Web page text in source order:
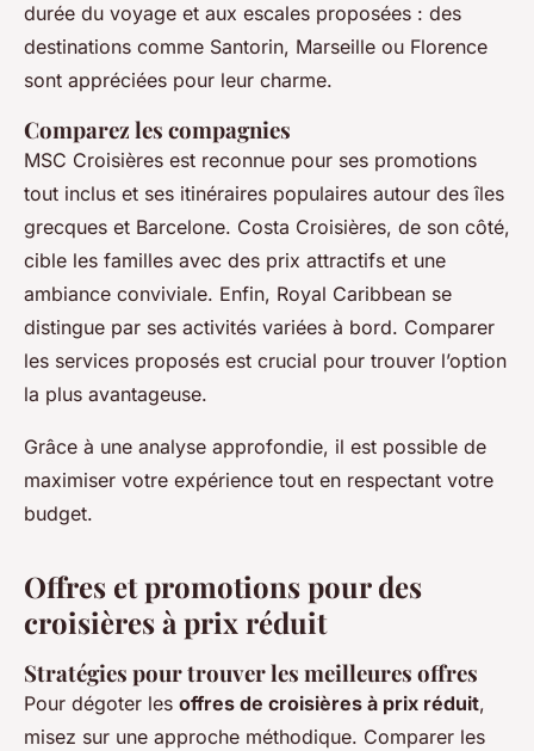
durée du voyage et aux escales proposées : des
destinations comme Santorin, Marseille ou Florence
sont appréciées pour leur charme.
Comparez les compagnies
MSC Croisières est reconnue pour ses promotions
tout inclus et ses itinéraires populaires autour des îles
grecques et Barcelone. Costa Croisières, de son côté,
cible les familles avec des prix attractifs et une
ambiance conviviale. Enfin, Royal Caribbean se
distingue par ses activités variées à bord. Comparer
les services proposés est crucial pour trouver l’option
la plus avantageuse.
Grâce à une analyse approfondie, il est possible de
maximiser votre expérience tout en respectant votre
budget.
Offres et promotions pour des
croisières à prix réduit
Stratégies pour trouver les meilleures offres
Pour dégoter les offres de croisières à prix réduit,
misez sur une approche méthodique. Comparer les